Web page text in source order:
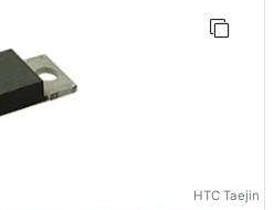
HTC Taejin